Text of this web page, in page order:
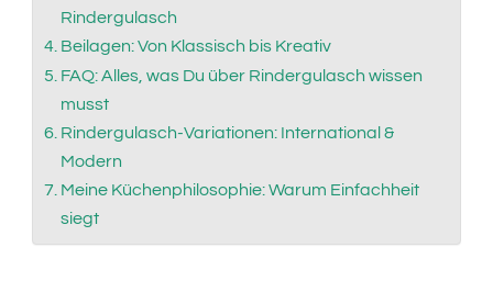
Rindergulasch
Beilagen: Von Klassisch bis Kreativ
FAQ: Alles, was Du über Rindergulasch wissen
musst
Rindergulasch-Variationen: International &
Modern
Meine Küchenphilosophie: Warum Einfachheit
siegt